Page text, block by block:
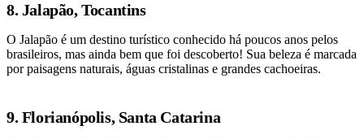
8. Jalapão, Tocantins
O Jalapão é um destino turístico conhecido há poucos anos pelos
brasileiros, mas ainda bem que foi descoberto! Sua beleza é marcada
por paisagens naturais, águas cristalinas e grandes cachoeiras.
9. Florianópolis, Santa Catarina